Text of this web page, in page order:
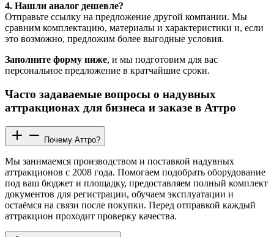
4. Нашли аналог дешевле?
Отправьте ссылку на предложение другой компании. Мы
сравним комплектацию, материалы и характеристики и, если
это возможно, предложим более выгодные условия.
Заполните форму ниже, и мы подготовим для вас
персональное предложение в кратчайшие сроки.
Часто задаваемые вопросы о надувных
аттракционах для бизнеса и заказе в Аттро
Почему Аттро?
Мы занимаемся производством и поставкой надувных
аттракционов с 2008 года. Помогаем подобрать оборудование
под ваш бюджет и площадку, предоставляем полный комплект
документов для регистрации, обучаем эксплуатации и
остаёмся на связи после покупки. Перед отправкой каждый
аттракцион проходит проверку качества.